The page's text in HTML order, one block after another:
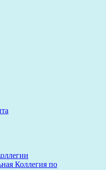
Коллегия по